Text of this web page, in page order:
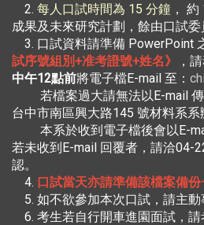
2. 每人口試時間為 15 分鐘 ，
成果及未來研究計劃，餘由口試委
3. 口試資料請準備 PowerPoint
試序號組別+准考證號+姓名》
，
中午12點前將電子檔E-mail 至：
若檔案過大請無法以E-mail 傳
台中市南區興大路145 號材料系系
本系於收到電子檔後會以E-
若未收到E-mail 回覆者，請洽04-
認。
4. 口試當天亦請準備該檔案備
5. 如不欲參加本次口試，請主動
6. 考生若自行開車進園面試，請